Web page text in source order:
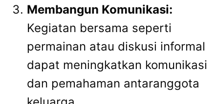
Membangun Komunikasi:
Kegiatan bersama seperti
permainan atau diskusi informal
dapat meningkatkan komunikasi
dan pemahaman antaranggota